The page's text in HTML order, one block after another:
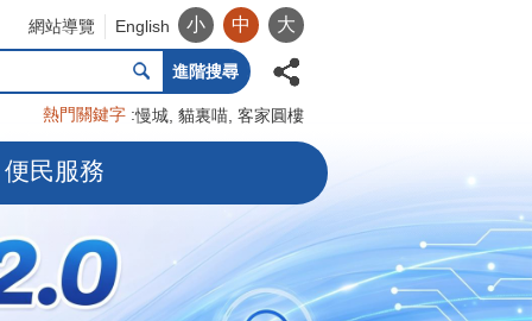
網站導覽 English 小 中 大
進階搜尋
熱門關鍵字 慢城 貓裏喵 客家圓樓
便民服務